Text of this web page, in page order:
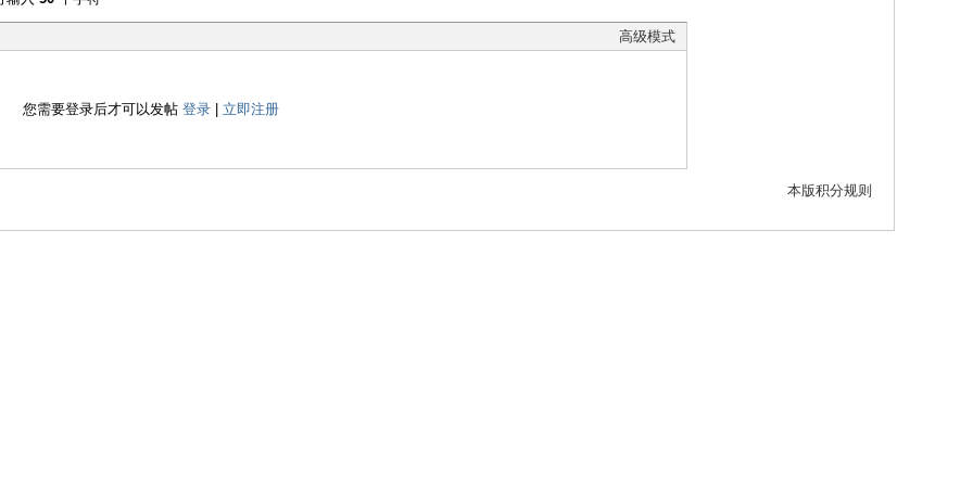
高级模式
您需要登录后才可以发帖 登录 立即注册
本版积分规则